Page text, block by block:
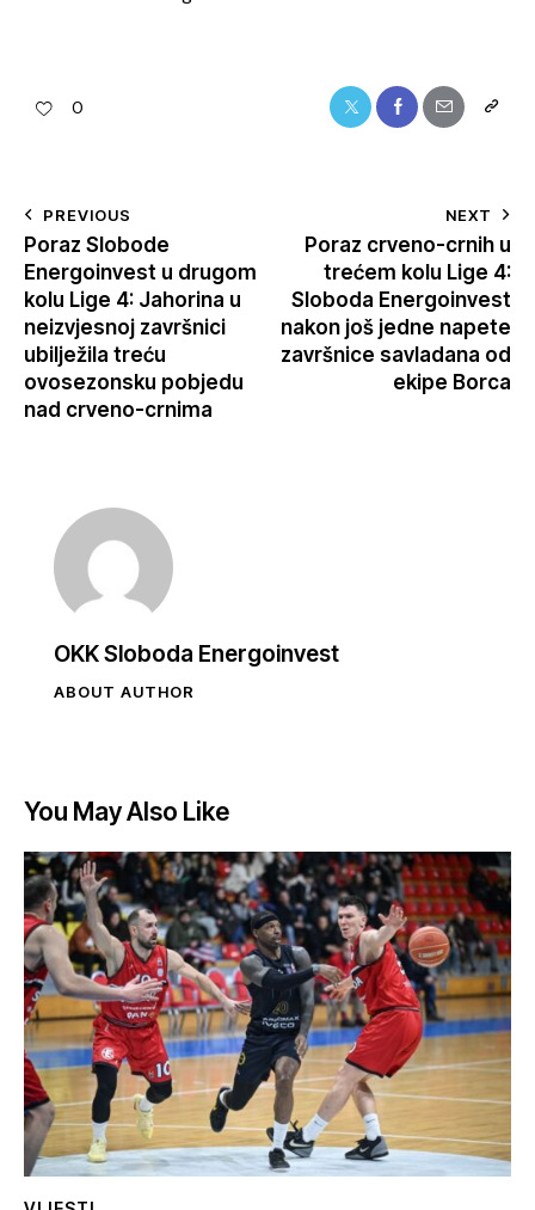
0
PREVIOUS
Poraz Slobode
Energoinvest u drugom
kolu Lige 4: Jahorina u
neizvjesnoj završnici
ubilježila treću
ovosezonsku pobjedu
nad crveno-crnima
NEXT
Poraz crveno-crnih u
trećem kolu Lige 4:
Sloboda Energoinvest
nakon još jedne napete
završnice savladana od
ekipe Borca
OKK Sloboda Energoinvest
ABOUT AUTHOR
You May Also Like